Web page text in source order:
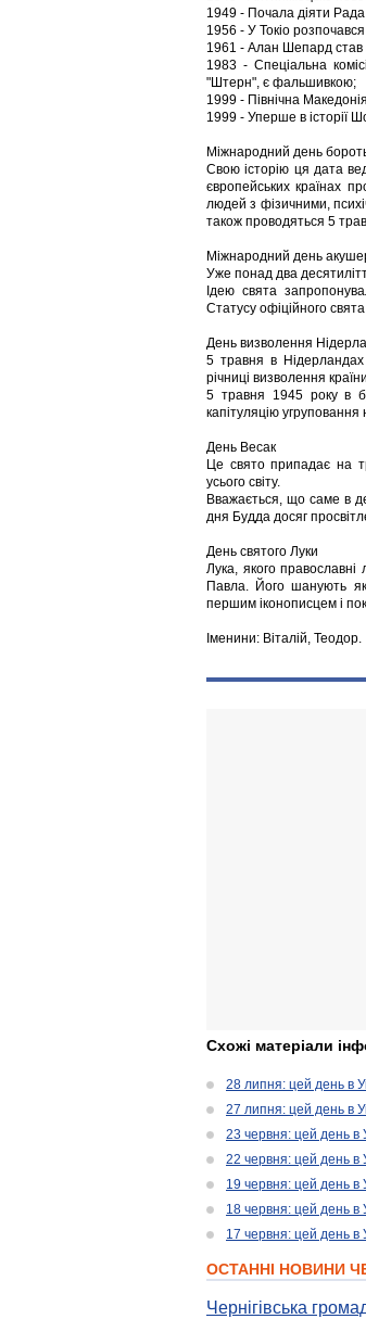
1949 - Почала діяти
1956 - У Токіо
1961 - Алан Шепард став
1983 - Спеціальна
"Штерн", є фальшивкою;
1999 - Північна
1999 - Уперше в історії
Міжнародний день
Свою історію ця дата
європейських країнах
людей з фізичними,
також проводяться 5
Міжнародний день
Уже понад два
Ідею свята
Статусу офіційного
День визволення
5 травня в
річниці визволення
5 травня 1945 року в
капітуляцію угруповання
День Весак
Це свято припадає на
усього світу.
Вважається, що саме в
дня Будда досяг
День святого Луки
Лука, якого
Павла. Його шанують як
першим іконописцем і
Іменини: Віталій, Теодор.
Схожі матеріали
28 липня: цей день в
27 липня: цей день в
23 червня: цей день в
22 червня: цей день в
19 червня: цей день в
18 червня: цей день в
17 червня: цей день в
ОСТАННІ НОВИНИ
Чернігівська